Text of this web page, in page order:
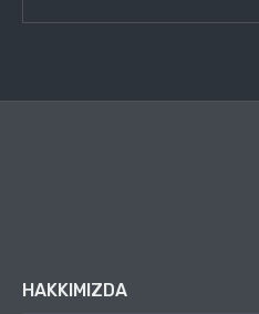
HAKKIMIZDA